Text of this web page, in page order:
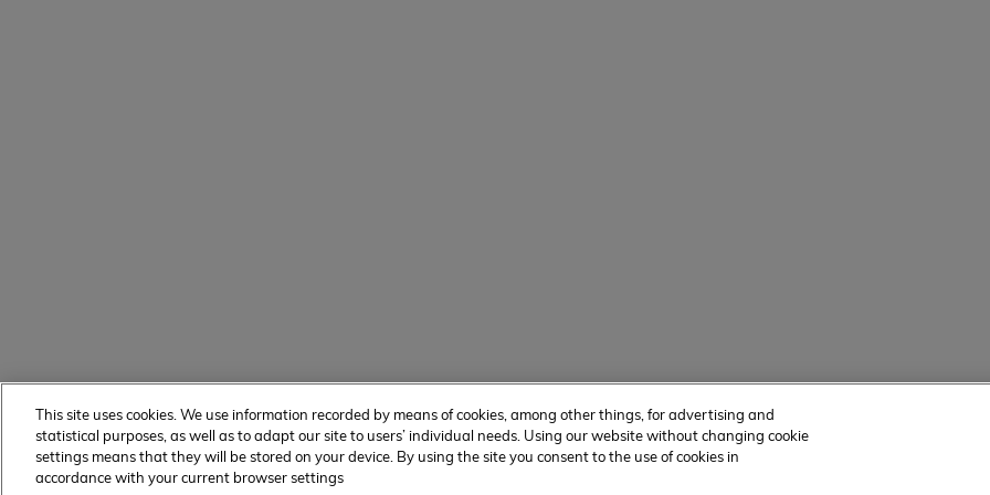
This site uses cookies. We use information recorded by means of cookies, among other things, for advertising and
statistical purposes, as well as to adapt our site to users’ individual needs. Using our website without changing cookie
settings means that they will be stored on your device. By using the site you consent to the use of cookies in
accordance with your current browser settings